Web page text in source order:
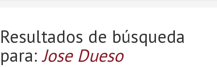
Resultados de búsqueda
para:Jose Dueso